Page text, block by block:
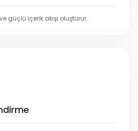
güçlü içerik akışı oluşturur.